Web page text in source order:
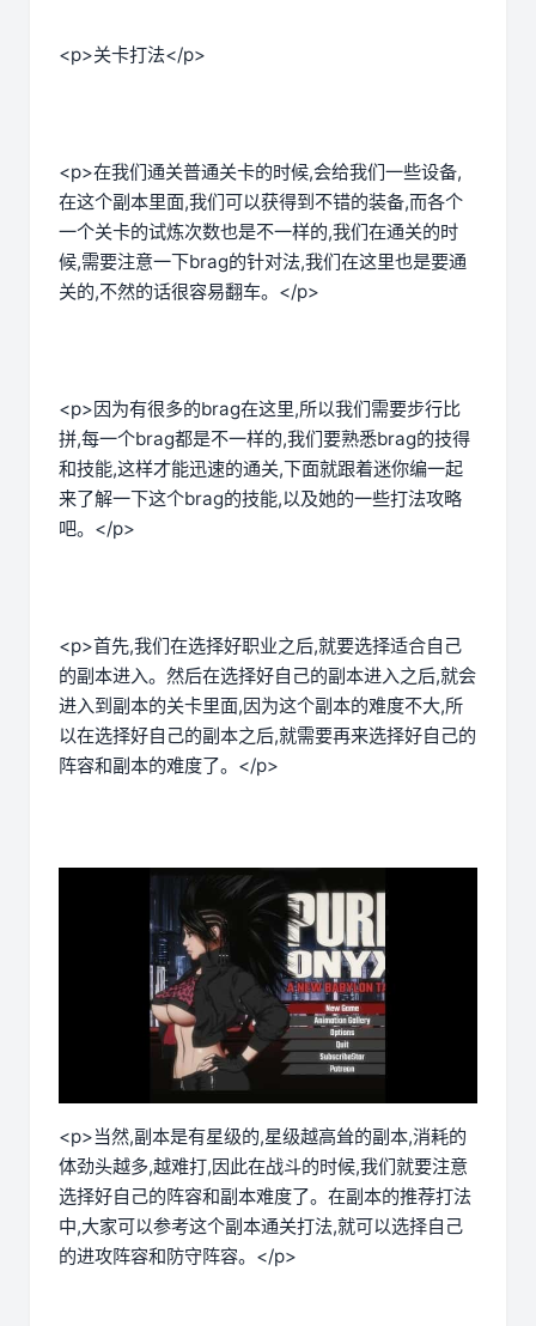
<p>关卡打法</p>
<p>在我们通关普通关卡的时候,会给我们一些设备,
在这个副本里面,我们可以获得到不错的装备,而各个
一个关卡的试炼次数也是不一样的,我们在通关的时
候,需要注意一下brag的针对法,我们在这里也是要通
关的,不然的话很容易翻车。</p>
<p>因为有很多的brag在这里,所以我们需要步行比
拼,每一个brag都是不一样的,我们要熟悉brag的技得
和技能,这样才能迅速的通关,下面就跟着迷你编一起
来了解一下这个brag的技能,以及她的一些打法攻略
吧。</p>
<p>首先,我们在选择好职业之后,就要选择适合自己
的副本进入。然后在选择好自己的副本进入之后,就会
进入到副本的关卡里面,因为这个副本的难度不大,所
以在选择好自己的副本之后,就需要再来选择好自己的
阵容和副本的难度了。</p>
<p>当然,副本是有星级的,星级越高耸的副本,消耗的
体劲头越多,越难打,因此在战斗的时候,我们就要注意
选择好自己的阵容和副本难度了。在副本的推荐打法
中,大家可以参考这个副本通关打法,就可以选择自己
的进攻阵容和防守阵容。</p>